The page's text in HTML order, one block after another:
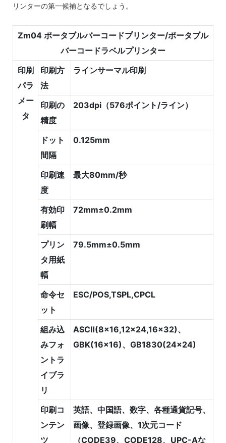
リンターの第一候補となるでしょう。
Zm04 ポータブルバーコードプリンター/ポータブル
バーコードラベルプリンター
印刷
パラ
メー
タ
印刷方
法
ラインサーマル印刷
印刷の
精度
203dpi（576ポイント/ライン）
ドット
間隔
0.125mm
印刷速
度
最大80mm/秒
有効印
刷幅
72mm±0.2mm
プリン
タ用紙
幅
79.5mm±0.5mm
命令セ
ット
ESC/POS,TSPL,CPCL
組み込
みフォ
ントラ
イブラ
リ
ASCⅡ(8x16,12x24,16x32)、
GBK(16x16)、GB1830(24x24)
印刷コ
ンテン
ツ
英語、中国語、数字、各種通貨記号、
画像、登録画像、1次元コード
（CODE39、CODE128、UPC-Aな